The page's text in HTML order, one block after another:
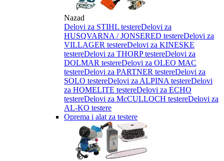
Nazad
Delovi za STIHL testereDelovi za
HUSQVARNA / JONSERED testereDelovi za
VILLAGER testereDelovi za KINESKE
testereDelovi za THORP testereDelovi za
DOLMAR testereDelovi za OLEO MAC
testereDelovi za PARTNER testereDelovi za
SOLO testereDelovi za ALPINA testereDelovi
za HOMELITE testereDelovi za ECHO
testereDelovi za McCULLOCH testereDelovi za
AL-KO testere
Oprema i alat za testere